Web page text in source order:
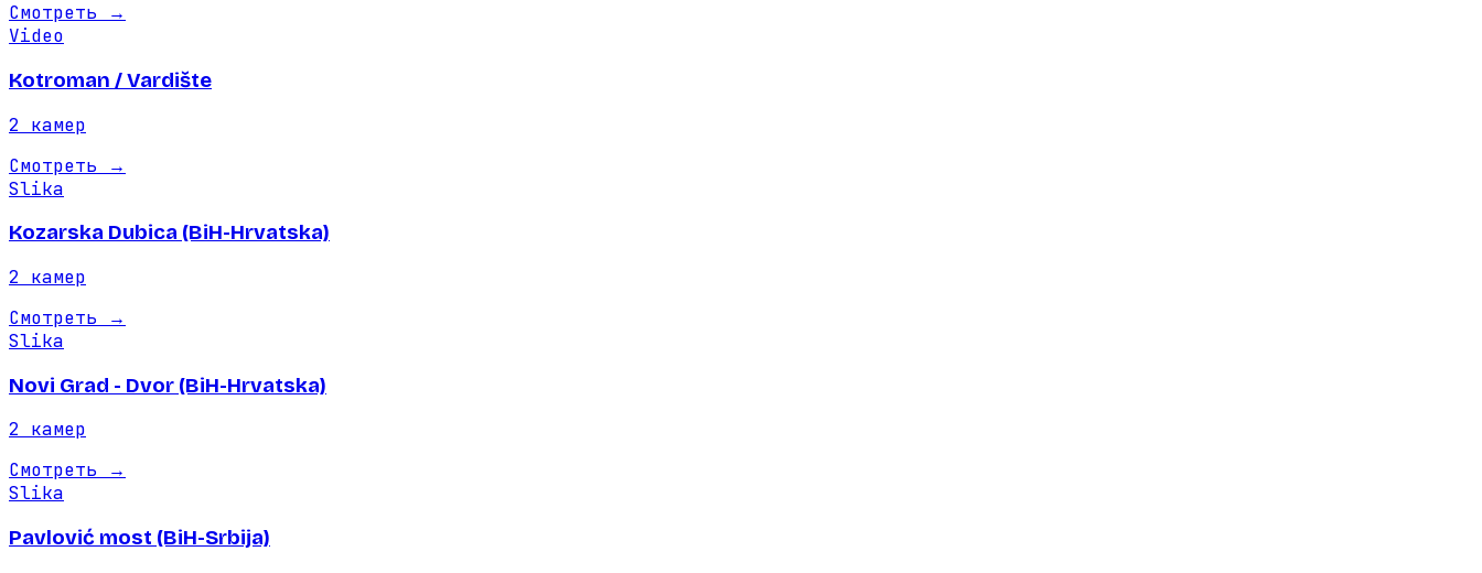
Смотреть →
Video
Kotroman / Vardište
2
камер
Смотреть →
Slika
Kozarska Dubica (BiH-Hrvatska)
2
камер
Смотреть →
Slika
Novi Grad - Dvor (BiH-Hrvatska)
2
камер
Смотреть →
Slika
Pavlović most (BiH-Srbija)